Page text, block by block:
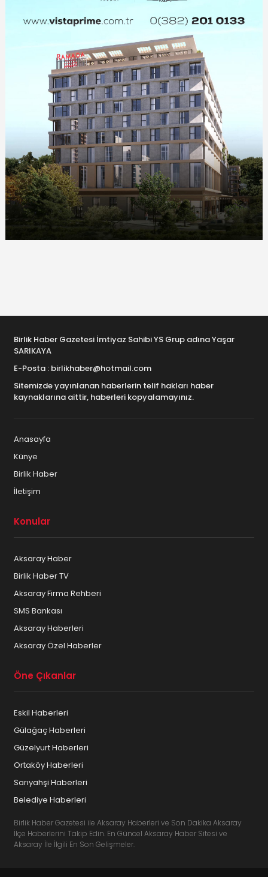
Birlik Haber Gazetesi İmtiyaz Sahibi YS Grup adına Yaşar
SARIKAYA
E-Posta : birlikhaber@hotmail.com
Sitemizde yayınlanan haberlerin telif hakları haber
kaynaklarına aittir, haberleri kopyalamayınız.
Anasayfa
Künye
Birlik Haber
İletişim
Konular
Aksaray Haber
Birlik Haber TV
Aksaray Firma Rehberi
SMS Bankası
Aksaray Haberleri
Aksaray Özel Haberler
Öne Çıkanlar
Eskil Haberleri
Gülağaç Haberleri
Güzelyurt Haberleri
Ortaköy Haberleri
Sarıyahşi Haberleri
Belediye Haberleri
Birlik Haber Gazetesi ile Aksaray Haberleri ve Son Dakika Aksaray
İlçe Haberlerini Takip Edin. En Güncel Aksaray Haber Sitesi ve
Aksaray İle İlgili En Son Gelişmeler.